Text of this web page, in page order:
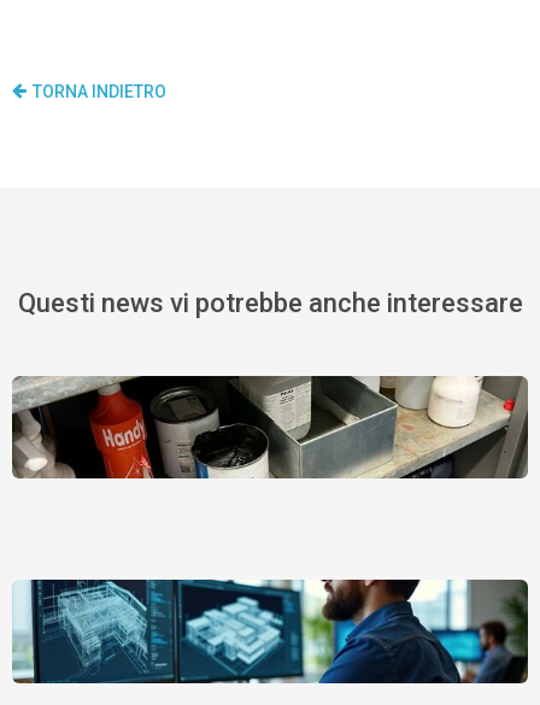
TORNA INDIETRO
Questi news vi potrebbe anche interessare